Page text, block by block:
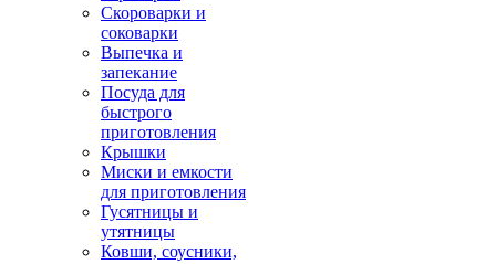
Скороварки и
соковарки
Выпечка и
запекание
Посуда для
быстрого
приготовления
Крышки
Миски и емкости
для приготовления
Гусятницы и
утятницы
Ковши, соусники,